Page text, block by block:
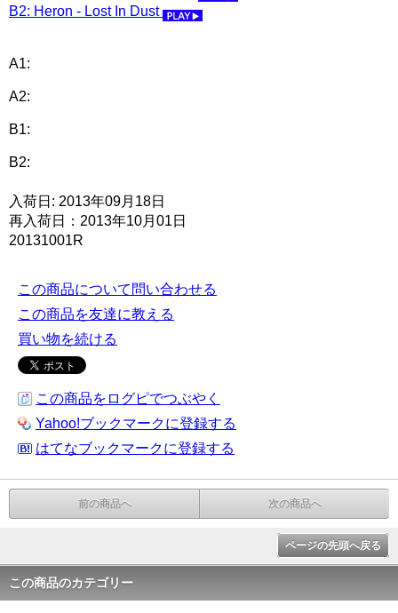
B2: Heron - Lost In Dust
A1:
A2:
B1:
B2:
入荷日: 2013年09月18日
再入荷日：2013年10月01日
20131001R
この商品について問い合わせる
この商品を友達に教える
買い物を続ける
この商品をログピでつぶやく
Yahoo!ブックマークに登録する
はてなブックマークに登録する
前の商品へ 次の商品へ
ページの先頭へ戻る
この商品のカテゴリー